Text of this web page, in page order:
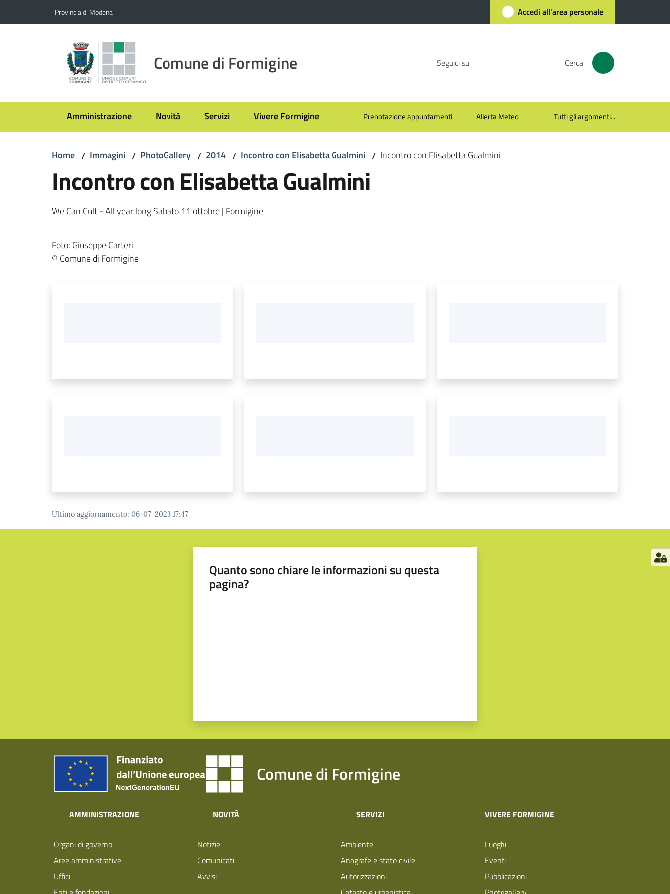
Provincia di Modena Accedi all'area personale
Comune di Formigine Seguici su Cerca
Amministrazione Novità Servizi Vivere Formigine Prenotazione appuntamenti Allerta Meteo Tutti gli argomenti...
Home / Immagini / PhotoGallery / 2014 / Incontro con Elisabetta Gualmini / Incontro con Elisabetta Gualmini
Incontro con Elisabetta Gualmini
We Can Cult - All year long Sabato 11 ottobre | Formigine
Foto: Giuseppe Carteri
© Comune di Formigine
Ultimo aggiornamento: 06-07-2023 17:47
Quanto sono chiare le informazioni su questa
pagina?
Comune di Formigine
AMMINISTRAZIONE
Organi di governo
Aree amministrative
Uffici
NOVITÀ
Notizie
Comunicati
Avvisi
SERVIZI
Ambiente
Anagrafe e stato civile
Autorizzazioni
VIVERE FORMIGINE
Luoghi
Eventi
Pubblicazioni